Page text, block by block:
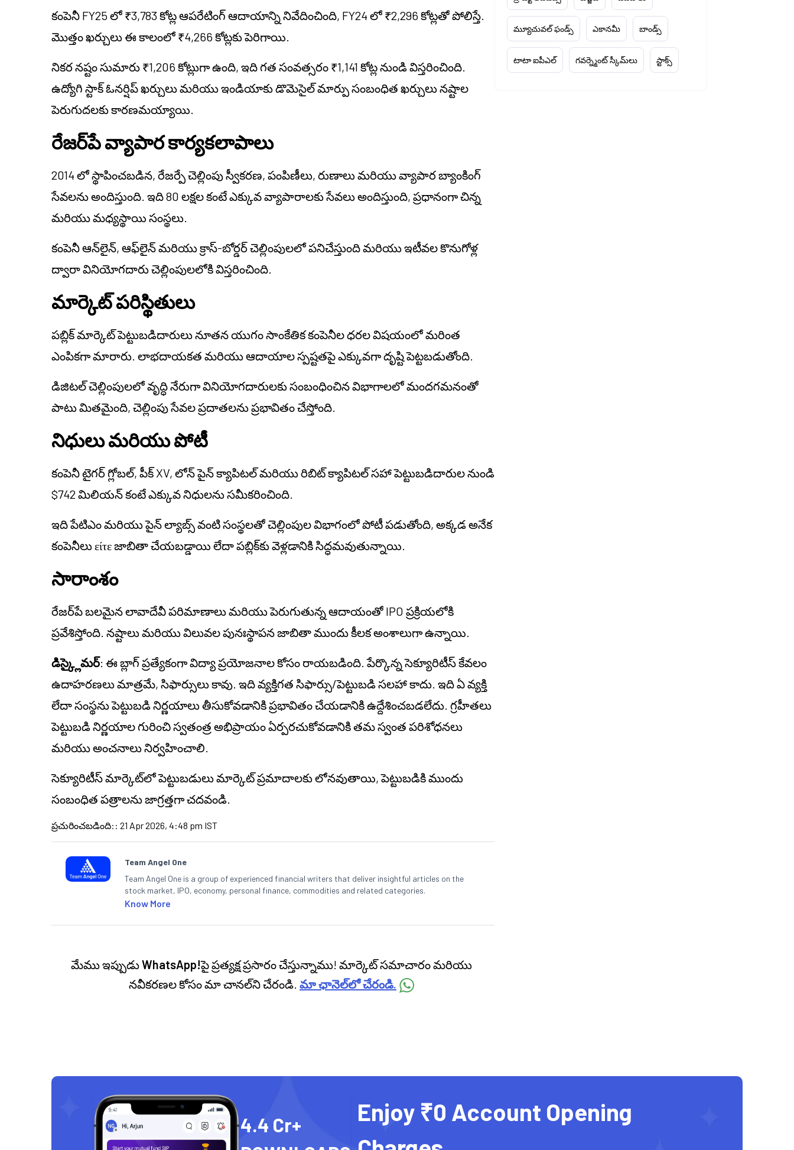
కంపెనీ FY25 లో ₹3,783 కోట్ల ఆపరేటింగ్ ఆదాయాన్ని నివేదించింది, FY24 లో ₹2,296 కోట్లతో పోలిస్తే.
మొత్తం ఖర్చులు ఈ కాలంలో ₹4,266 కోట్లకు పెరిగాయి.
నికర నష్టం సుమారు ₹1,206 కోట్లుగా ఉంది, ఇది గత సంవత్సరం ₹1,141 కోట్ల నుండి విస్తరించింది.
ఉద్యోగి స్టాక్ ఓనర్షిప్ ఖర్చులు మరియు ఇండియాకు డొమెసైల్ మార్పు సంబంధిత ఖర్చులు నష్టాల
పెరుగుదలకు కారణమయ్యాయి.
రేజర్‌పే వ్యాపార కార్యకలాపాలు
2014 లో స్థాపించబడిన, రేజర్పే చెల్లింపు స్వీకరణ, పంపిణీలు, రుణాలు మరియు వ్యాపార బ్యాంకింగ్
సేవలను అందిస్తుంది. ఇది 80 లక్షల కంటే ఎక్కువ వ్యాపారాలకు సేవలు అందిస్తుంది, ప్రధానంగా చిన్న
మరియు మధ్యస్థాయి సంస్థలు.
కంపెనీ ఆన్‌లైన్, ఆఫ్‌లైన్ మరియు క్రాస్-బోర్డర్ చెల్లింపులలో పనిచేస్తుంది మరియు ఇటీవల కొనుగోళ్ల
ద్వారా వినియోగదారు చెల్లింపులలోకి విస్తరించింది.
మార్కెట్ పరిస్థితులు
పబ్లిక్ మార్కెట్ పెట్టుబడిదారులు నూతన యుగం సాంకేతిక కంపెనీల ధరల విషయంలో మరింత
ఎంపికగా మారారు. లాభదాయకత మరియు ఆదాయాల స్పష్టతపై ఎక్కువగా దృష్టి పెట్టబడుతోంది.
డిజిటల్ చెల్లింపులలో వృద్ధి నేరుగా వినియోగదారులకు సంబంధించిన విభాగాలలో మందగమనంతో
పాటు మితమైంది, చెల్లింపు సేవల ప్రదాతలను ప్రభావితం చేస్తోంది.
నిధులు మరియు పోటీ
కంపెనీ టైగర్ గ్లోబల్, పీక్ XV, లోన్ పైన్ క్యాపిటల్ మరియు రిబిట్ క్యాపిటల్ సహా పెట్టుబడిదారుల నుండి
$742 మిలియన్ కంటే ఎక్కువ నిధులను సమీకరించింది.
ఇది పేటిఎం మరియు పైన్ ల్యాబ్స్ వంటి సంస్థలతో చెల్లింపుల విభాగంలో పోటీ పడుతోంది, అక్కడ అనేక
కంపెనీలు είτε జాబితా చేయబడ్డాయి లేదా పబ్లిక్‌కు వెళ్లడానికి సిద్ధమవుతున్నాయి.
సారాంశం
రేజర్‌పే బలమైన లావాదేవీ పరిమాణాలు మరియు పెరుగుతున్న ఆదాయంతో IPO ప్రక్రియలోకి
ప్రవేశిస్తోంది. నష్టాలు మరియు విలువల పునఃస్థాపన జాబితా ముందు కీలక అంశాలుగా ఉన్నాయి.
డిస్క్లైమర్: ఈ బ్లాగ్ ప్రత్యేకంగా విద్యా ప్రయోజనాల కోసం రాయబడింది. పేర్కొన్న సెక్యూరిటీస్ కేవలం
ఉదాహరణలు మాత్రమే, సిఫార్సులు కావు. ఇది వ్యక్తిగత సిఫార్సు/పెట్టుబడి సలహా కాదు. ఇది ఏ వ్యక్తి
లేదా సంస్థను పెట్టుబడి నిర్ణయాలు తీసుకోవడానికి ప్రభావితం చేయడానికి ఉద్దేశించబడలేదు. గ్రహీతలు
పెట్టుబడి నిర్ణయాల గురించి స్వతంత్ర అభిప్రాయం ఏర్పరచుకోవడానికి తమ స్వంత పరిశోధనలు
మరియు అంచనాలు నిర్వహించాలి.
సెక్యూరిటీస్ మార్కెట్‌లో పెట్టుబడులు మార్కెట్ ప్రమాదాలకు లోనవుతాయి, పెట్టుబడికి ముందు
సంబంధిత పత్రాలను జాగ్రత్తగా చదవండి.
ప్రచురించబడింది: : 21 Apr 2026, 4:48 pm IST
Team Angel One
Team Angel One is a group of experienced financial writers that deliver insightful articles on the
stock market, IPO, economy, personal finance, commodities and related categories.
Know More
మేము ఇప్పుడుWhatsApp!పై ప్రత్యక్ష ప్రసారం చేస్తున్నాము! మార్కెట్ సమాచారం మరియు
నవీకరణల కోసం మా చానల్‌ని చేరండి. మా ఛానెల్‌లో చేరండి.
మ్యూచువల్ ఫండ్స్ ఎకానమీ బాండ్స్
టాటా ఐపీఎల్ గవర్న్మెంట్ స్కీమ్‌లు స్టాక్స్
4.4 Cr+
Enjoy ₹0 Account Opening